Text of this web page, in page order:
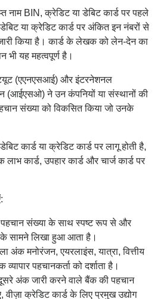
नाम BIN, क्रेडिट या डेबिट कार्ड पर पहले
या क्रेडिट कार्ड पर अंकित इन नंबरों से
किया है। कार्ड के लेखक को लेन-देन का
भी यह महत्वपूर्ण है।
(एएनएसआई) और इंटरनेशनल
(आईएसओ) ने उन कंपनियों या संस्थानों की
संख्या को विकसित किया जो उनके
कार्ड या क्रेडिट कार्ड पर लागू होती है,
लाभ कार्ड, उपहार कार्ड और चार्ज कार्ड पर
पहचान संख्या के साथ स्पष्ट रूप से और
के सामने लिखा हुआ आता है।
अंक मनोरंजन, एयरलाइंस, यात्रा, वित्तीय
पहचानकर्ता को दर्शाता है।
अंक जारी करने वाले बैंक की पहचान
क्रेडिट कार्ड के लिए प्रमुख उद्योग